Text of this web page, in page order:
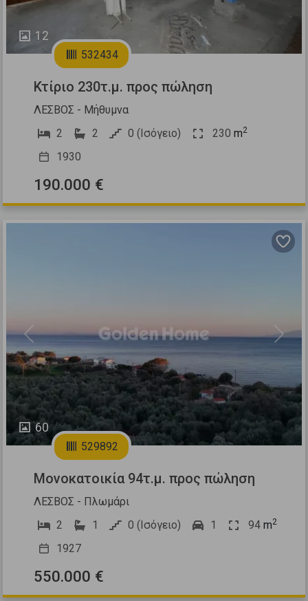
12
532434
Κτίριο 230τ.μ. προς πώληση
ΛΕΣΒΟΣ - Μήθυμνα
2
2 0 (Ισόγειο) 230 m2
1930
190.000 €
60
Previous Next
529892
Μονοκατοικία 94τ.μ. προς πώληση
ΛΕΣΒΟΣ - Πλωμάρι
2
1 0 (Ισόγειο) 1 94 m2
1927
550.000 €